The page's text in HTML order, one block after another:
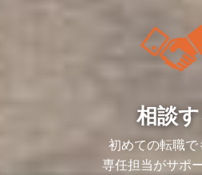
相談
初めての転職で
専任担当がサポ